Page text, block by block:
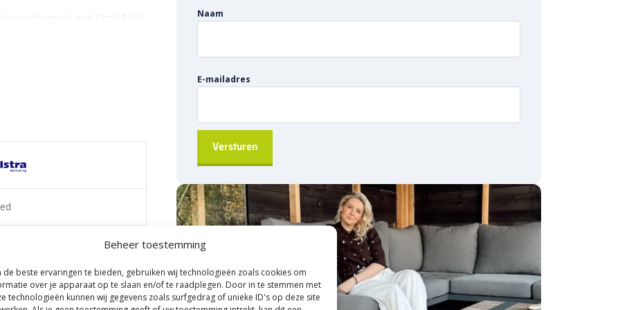
Beheer toestemming
de beste ervaringen te bieden, gebruiken wij technologieën zoals cookies om
over je apparaat op te slaan en/of te raadplegen. Door in te stemmen met
technologieën kunnen wij gegevens zoals surfgedrag of unieke ID's op deze site
en authentiek, met Grind 8-16
perfect bij elke tuinstijl.
aan een milieuvriendelijke
steentjes naar de
voor optimale groei van
je hier een pad doorheen
Je kan het namelijk voor nog
decoratieve toevoeging aan
van een vijver of een
perfect voor het aanleggen
voor. Kortom: wat je ook
zakgoed 20 kg
Naam
E-mailadres